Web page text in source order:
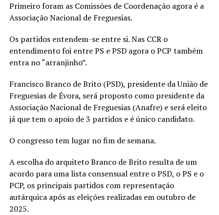
Primeiro foram as Comissões de Coordenação agora é a
Associação Nacional de Freguesias.
Os partidos entendem-se entre si. Nas CCR o
entendimento foi entre PS e PSD agora o PCP também
entra no “arranjinho”.
Francisco Branco de Brito (PSD), presidente da União de
Freguesias de Évora, será proposto como presidente da
Associação Nacional de Freguesias (Anafre) e será eleito
já que tem o apoio de 3 partidos e é único candidato.
O congresso tem lugar no fim de semana.
A escolha do arquiteto Branco de Brito resulta de um
acordo para uma lista consensual entre o PSD, o PS e o
PCP, os principais partidos com representação
autárquica após as eleições realizadas em outubro de
2025.